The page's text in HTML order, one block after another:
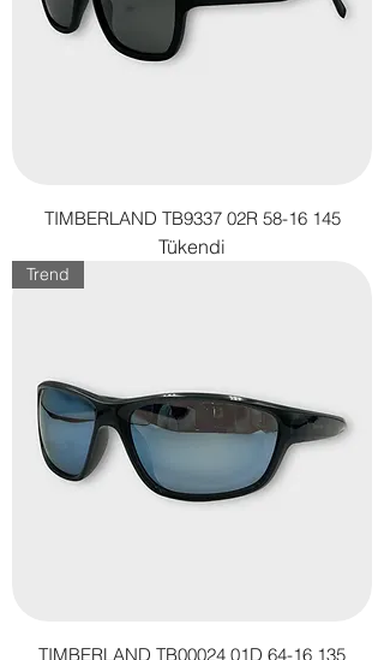
TIMBERLAND TB9337 02R 58-16 145
Tükendi
Trend
TIMBERLAND TB00024 01D 64-16 135